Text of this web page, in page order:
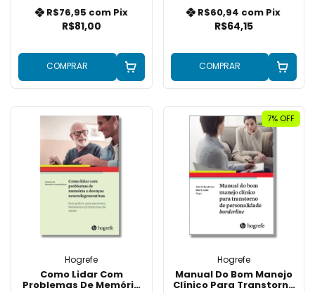
Cultural
R$81,00
R$76,95 com Pix
COMPRAR
R$64,15
R$60,94 com Pix
COMPRAR
Hogrefe
Como Lidar Com
Problemas De Memória
7% OFF
Hogrefe
Manual Do Bom Manejo
Clínico Para Transtorno